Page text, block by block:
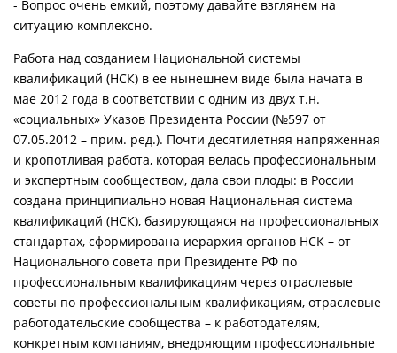
- Вопрос очень емкий, поэтому давайте взглянем на
ситуацию комплексно.
Работа над созданием Национальной системы
квалификаций (НСК) в ее нынешнем виде была начата в
мае 2012 года в соответствии с одним из двух т.н.
«социальных» Указов Президента России (№597 от
07.05.2012 – прим. ред.). Почти десятилетняя напряженная
и кропотливая работа, которая велась профессиональным
и экспертным сообществом, дала свои плоды: в России
создана принципиально новая Национальная система
квалификаций (НСК), базирующаяся на профессиональных
стандартах, сформирована иерархия органов НСК – от
Национального совета при Президенте РФ по
профессиональным квалификациям через отраслевые
советы по профессиональным квалификациям, отраслевые
работодательские сообщества – к работодателям,
конкретным компаниям, внедряющим профессиональные